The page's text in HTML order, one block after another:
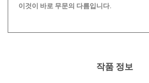
이것이 바로 무문의 다름입니다.
작품 정보